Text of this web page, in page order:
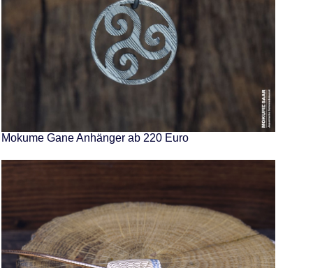
Mokume Gane Anhänger ab 220 Euro